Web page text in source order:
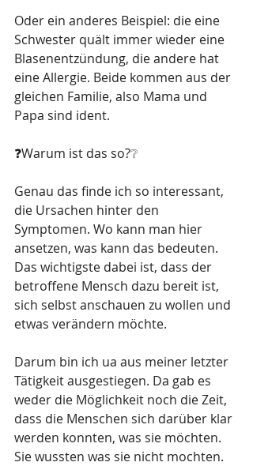
Oder ein anderes Beispiel: die eine
Schwester quält immer wieder eine
Blasenentzündung, die andere hat
eine Allergie. Beide kommen aus der
gleichen Familie, also Mama und
Papa sind ident.
❓Warum ist das so?❔
Genau das finde ich so interessant,
die Ursachen hinter den
Symptomen. Wo kann man hier
ansetzen, was kann das bedeuten.
Das wichtigste dabei ist, dass der
betroffene Mensch dazu bereit ist,
sich selbst anschauen zu wollen und
etwas verändern möchte.
Darum bin ich ua aus meiner letzter
Tätigkeit ausgestiegen. Da gab es
weder die Möglichkeit noch die Zeit,
dass die Menschen sich darüber klar
werden konnten, was sie möchten.
Sie wussten was sie nicht mochten.